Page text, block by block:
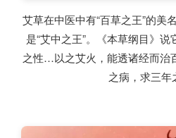
艾草在中医中有“百草之王”的美
是“艾中之王”。《本草纲目》
之性…以之艾火，能透诸经而治
之病，求三年